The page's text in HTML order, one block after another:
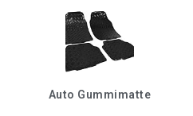
Auto Gummimatte